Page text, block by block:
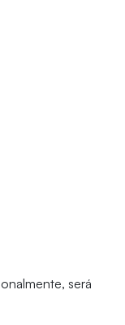
será